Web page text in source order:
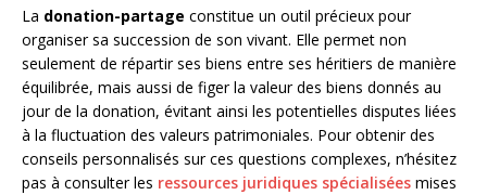
La donation-partage constitue un outil précieux pour
organiser sa succession de son vivant. Elle permet non
seulement de répartir ses biens entre ses héritiers de manière
équilibrée, mais aussi de figer la valeur des biens donnés au
jour de la donation, évitant ainsi les potentielles disputes liées
à la fluctuation des valeurs patrimoniales. Pour obtenir des
conseils personnalisés sur ces questions complexes, n’hésitez
pas à consulter les ressources juridiques spécialisées mises